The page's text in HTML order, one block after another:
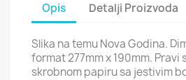
Opis Detalji Proizvoda
Slika na temu Nova Godina.
format 277mm x 190mm.
skrobnom papiru sa jestivim